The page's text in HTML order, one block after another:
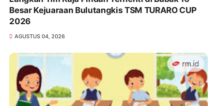
Besar Kejuaraan Bulutangkis TSM TURARO CUP
2026
AGUSTUS 04, 2026